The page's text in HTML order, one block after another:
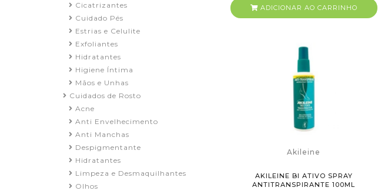
Cicatrizantes
Cuidado Pés
Estrias e Celulite
Exfoliantes
Hidratantes
Higiene Íntima
Mãos e Unhas
Cuidados de Rosto
Acne
Anti Envelhecimento
Anti Manchas
Despigmentante
Hidratantes
Limpeza e Desmaquilhantes
Olhos
ADICIONAR AO CARRINHO
Akileine
AKILEINE BI ATIVO SPRAY
ANTITRANSPIRANTE 100ML